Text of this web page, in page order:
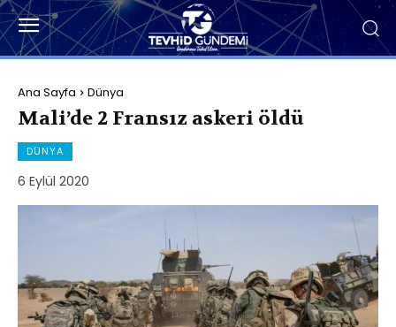
Ana Sayfa Dünya
Mali’de 2 Fransız askeri öldü
DÜNYA
6 Eylül 2020